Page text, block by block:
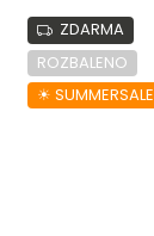
ZDARMA
ROZBALENO
☀︎ SUMMERSALE